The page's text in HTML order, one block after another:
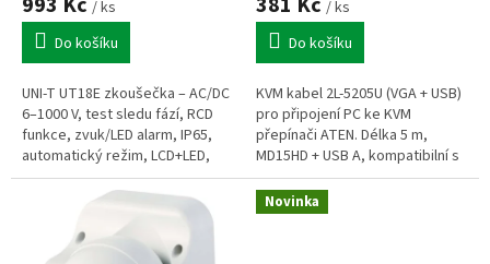
/ ks
Do košíku
UNI-T UT18E zkoušečka – AC/DC
6–1000 V, test sledu fází, RCD
funkce, zvuk/LED alarm, IP65,
automatický režim, LCD+LED,
CAT III 1000 V / CAT IV 600 V.
/ ks
Do košíku
KVM kabel 2L-5205U (VGA + USB)
pro připojení PC ke KVM
přepínači ATEN. Délka 5 m,
MD15HD + USB A, kompatibilní s
řadou CS/CL zařízení.
Novinka